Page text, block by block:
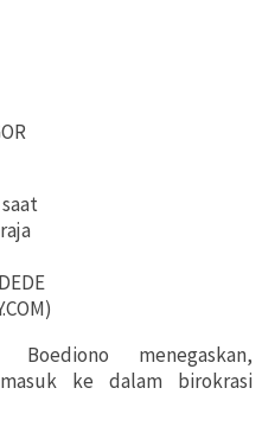
menegaskan,
ke dalam birokrasi